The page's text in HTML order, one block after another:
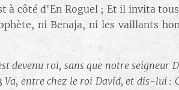
à côté d'En Roguel ; Et il invita
ni Benaja, ni les vaillants
devenu roi, sans que notre seigneur
Va, entre chez le roi David, et dis-lui :